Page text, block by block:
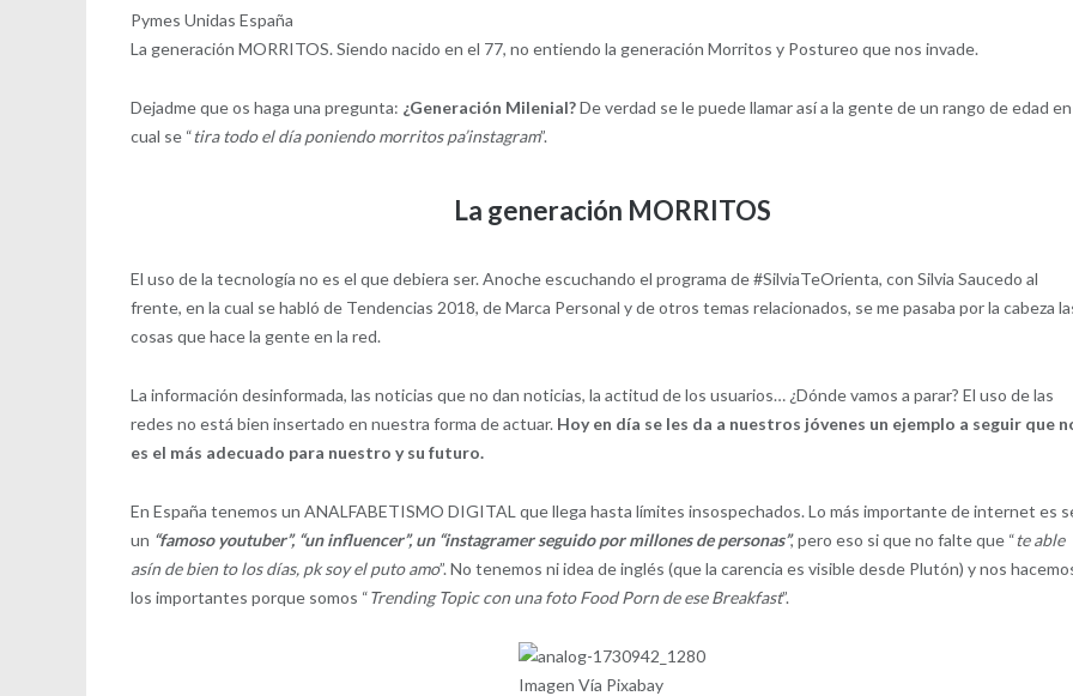
Pymes Unidas España
La generación MORRITOS. Siendo nacido en el 77, no entiendo la generación Morritos y Postureo que nos invade.
Dejadme que os haga una pregunta: ¿Generación Milenial?De verdad se le puede llamar así a la gente de un rango de edad en
cual se “tira todo el día poniendo morritos pa’instagram”.
La generación MORRITOS
El uso de la tecnología no es el que debiera ser. Anoche escuchando el programa de #SilviaTeOrienta, con Silvia Saucedo al
frente, en la cual se habló de Tendencias 2018, de Marca Personal y de otros temas relacionados, se me pasaba por la cabeza
cosas que hace la gente en la red.
La información desinformada, las noticias que no dan noticias, la actitud de los usuarios… ¿Dónde vamos a parar? El uso de las
redes no está bien insertado en nuestra forma de actuar. Hoy en día se les da a nuestros jóvenes un ejemplo a seguir que
es el más adecuado para nuestro y su futuro.
En España tenemos un ANALFABETISMO DIGITAL que llega hasta límites insospechados. Lo más importante de internet es
un “famoso youtuber”, “un influencer”, un “instagramer seguido por millones de personas”, pero eso si que no falte que “te able
asín de bien to los días, pk soy el puto amo”. No tenemos ni idea de inglés (que la carencia es visible desde Plutón) y nos
los importantes porque somos “Trending Topic con una foto Food Porn de ese Breakfast”.
Imagen Vía Pixabay